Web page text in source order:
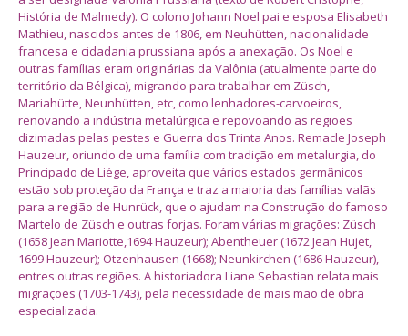
História de Malmedy). O colono Johann Noel pai e esposa Elisabeth
Mathieu, nascidos antes de 1806, em Neuhütten, nacionalidade
francesa e cidadania prussiana após a anexação. Os Noel e
outras famílias eram originárias da Valônia (atualmente parte do
território da Bélgica), migrando para trabalhar em Züsch,
Mariahütte, Neunhütten, etc, como lenhadores-carvoeiros,
renovando a indústria metalúrgica e repovoando as regiões
dizimadas pelas pestes e Guerra dos Trinta Anos. Remacle Joseph
Hauzeur, oriundo de uma família com tradição em metalurgia, do
Principado de Liége, aproveita que vários estados germânicos
estão sob proteção da França e traz a maioria das famílias valãs
para a região de Hunrück, que o ajudam na Construção do famoso
Martelo de Züsch e outras forjas. Foram várias migrações: Züsch
(1658 Jean Mariotte,1694 Hauzeur); Abentheuer (1672 Jean Hujet,
1699 Hauzeur); Otzenhausen (1668); Neunkirchen (1686 Hauzeur),
entres outras regiões. A historiadora Liane Sebastian relata mais
migrações (1703-1743), pela necessidade de mais mão de obra
especializada.